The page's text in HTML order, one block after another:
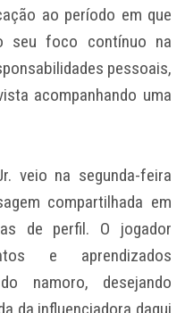
ao período em que
seu foco contínuo na
pessoais,
acompanhando uma
veio na segunda-feira
compartilhada em
de perfil. O jogador
e aprendizados
namoro, desejando